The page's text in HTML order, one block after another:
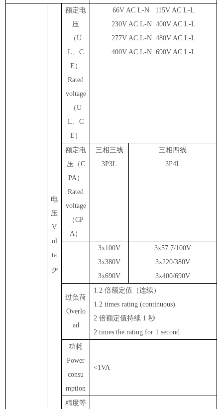
电
压
V
ol
ta
ge
额定电
压
（U
L、C
E ）
Rated
voltage
（U
L、C
E ）
66V AC L-N 115V AC L-L
230V AC L-N 400V AC L-L
277V AC L-N 480V AC L-L
400V AC L-N 690V AC L-L
额定电
压 （C
PA）
Rated
voltage
（CP
A）
三相三线
3P3L
三相四线
3P4L
3x100V
3x380V
3x690V
3x57.7/100V
3x220/380V
3x400/690V
过负荷
Overlo
ad
1.2倍额定值（连续）
1.2 times rating (continuous)
2倍额定值持续 1秒
2 times the rating for 1 second
功耗
Power
consu
mption
<1VA
精度等